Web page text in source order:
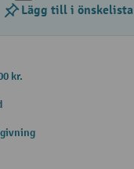
Lägg till i önskelista
kr.